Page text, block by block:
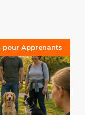
pour Apprenants